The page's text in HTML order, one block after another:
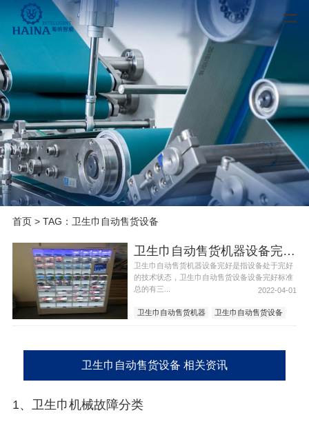
首页> TAG：卫生巾自动售货设备
卫生巾自动售货机器设备完好标准
卫生巾自动售货机器设备完好是指设备处于完好
的技术状态，卫生巾自动售货设备设备完好标准
总的有三...
2022-04-01
卫生巾自动售货机器 卫生巾自动售货设备
卫生巾自动售货设备 相关资讯
1、卫生巾机械故障分类